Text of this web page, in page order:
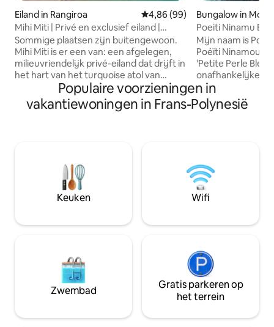
Eiland in Rangiroa Gemiddelde beoordeling van
4,86 (99)
Mihi Miti | Privé en exclusief eiland |
Tikehau
Sommige plaatsen zijn buitengewoon.
Mihi Miti is er een van: een afgelegen,
milieuvriendelijk privé-eiland dat drijft in
het hart van het turquoise atol van
Tikehau, waar de tijd gewoon stilstaat.
Word wakker met het geluid van zachte
golven, val in slaap onder een hemel vol
uitgeruste keuken | Badkamer | Toegang
tot ongerepte lagune | Milieuvriendelijk |
Maximaal 6 gasten
Bungalow in
Poeiti Ninamu
Uitzonderlijk
Mijn naam is
Poéïti Ninamou),
'Petite Perle
onafhankelijke
een luxe
berg, een buitengewoon uitzicht op de
lagune, de
privé infinity pool
wateroppervlak
van de lagune bij het
paradijs!
Populaire voorzieningen in
vakantiewoningen in Frans-Polynesië
Keuken Wifi
Zwembad
Gratis parkeren op
het terrein